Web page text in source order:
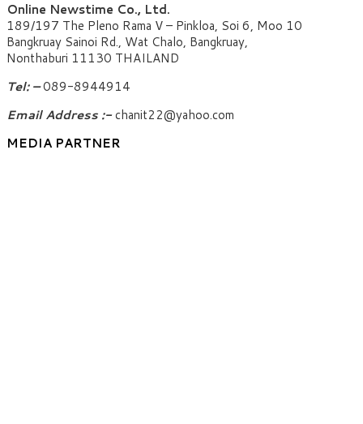
Online Newstime Co., Ltd.
189/197 The Pleno Rama V – Pinkloa, Soi 6, Moo 10
Bangkruay Sainoi Rd., Wat Chalo, Bangkruay,
Nonthaburi 11130 THAILAND
Tel: –089-8944914
Email Address :-chanit22@yahoo.com
MEDIA PARTNER